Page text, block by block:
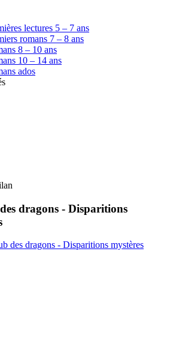
lectures 5 – 7 ans
romans 7 – 8 ans
8 – 10 ans
10 – 14 ans
ados
dragons - Disparitions
des dragons - Disparitions mystères